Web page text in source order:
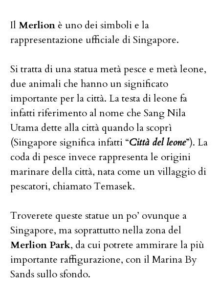
Il Merlion è uno dei simboli e la
rappresentazione ufficiale di Singapore.
Si tratta di una statua metà pesce e metà leone,
due animali che hanno un significato
importante per la città. La testa di leone fa
infatti riferimento al nome che Sang Nila
Utama dette alla città quando la scoprì
(Singapore significa infatti “Città del leone”). La
coda di pesce invece rappresenta le origini
marinare della città, nata come un villaggio di
pescatori, chiamato Temasek.
Troverete queste statue un po’ ovunque a
Singapore, ma soprattutto nella zona del
Merlion Park, da cui potrete ammirare la più
importante raffigurazione, con il Marina By
Sands sullo sfondo.